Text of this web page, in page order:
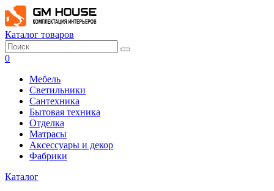
Каталог товаров
0
Мебель
Светильники
Сантехника
Бытовая техника
Отделка
Матрасы
Аксессуары и декор
Фабрики
Каталог